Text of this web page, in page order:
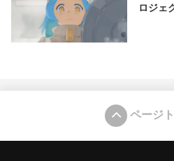
ロジェ
ページ